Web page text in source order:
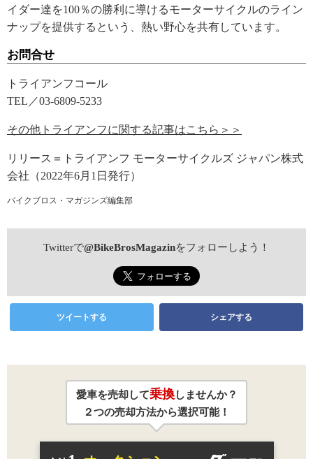
イダー達を100％の勝利に導けるモーターサイクルのライン
ナップを提供するという、熱い野心を共有しています。
お問合せ
トライアンフコール
TEL／03-6809-5233
その他トライアンフに関する記事はこちら＞＞
リリース＝トライアンフ モーターサイクルズ ジャパン株式
会社（2022年6月1日発行）
バイクブロス・マガジンズ編集部
Twitterで@BikeBrosMagazinをフォローしよう！
ツイートする シェアする
愛車を売却して乗換しませんか？
２つの売却方法から選択可能！